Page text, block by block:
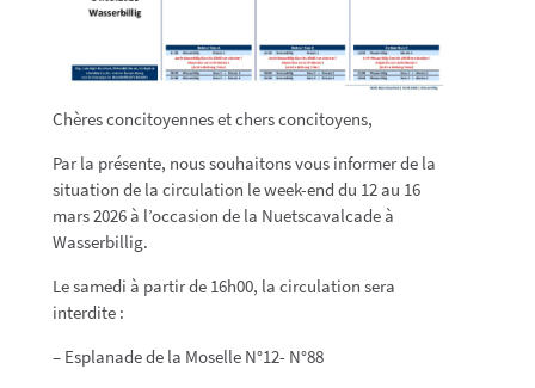
Chères concitoyennes et chers concitoyens,
Par la présente, nous souhaitons vous informer de la
situation de la circulation le week-end du 12 au 16
mars 2026 à l’occasion de la Nuetscavalcade à
Wasserbillig.
Le samedi à partir de 16h00, la circulation sera
interdite :
– Esplanade de la Moselle N°12- N°88